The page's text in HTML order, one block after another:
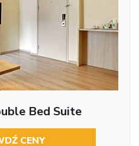
Bed Suite
CENY